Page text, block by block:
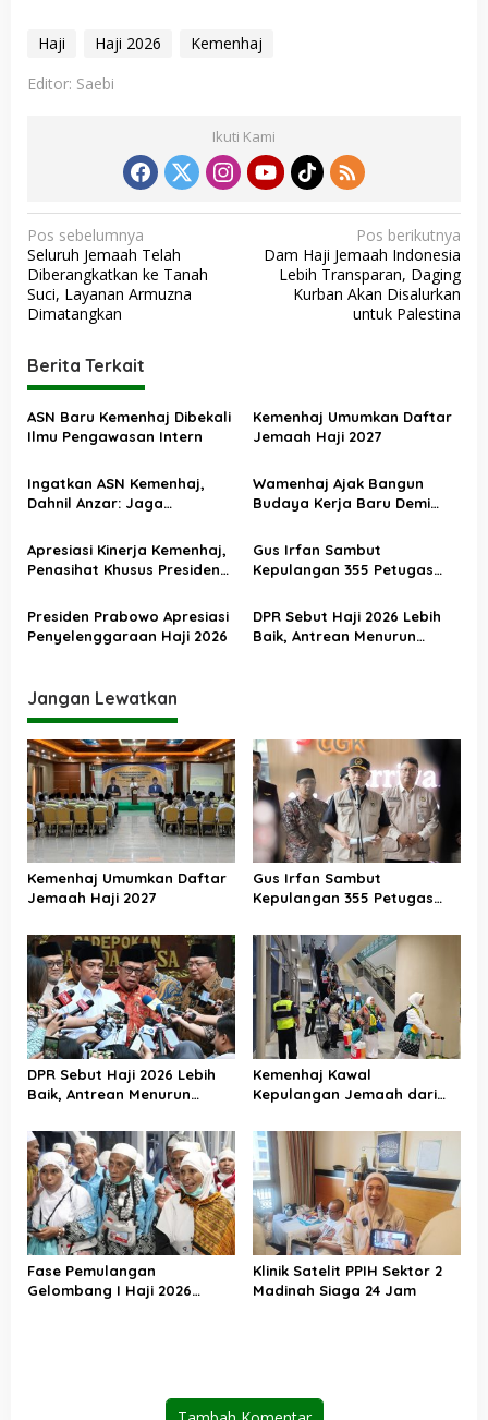
Haji Haji 2026
Kemenhaj
Editor: Saebi
Ikuti Kami
N
a
v
i
g
a
s
i
p
o
s
Pos sebelumnya
Seluruh Jemaah Telah
Diberangkatkan ke Tanah
Suci, Layanan Armuzna
Dimatangkan
Pos berikutnya
Dam Haji Jemaah Indonesia
Lebih Transparan, Daging
Kurban Akan Disalurkan
untuk Palestina
Berita Terkait
ASN Baru Kemenhaj Dibekali
Ilmu Pengawasan Intern
Kemenhaj Umumkan Daftar
Jemaah Haji 2027
Ingatkan ASN Kemenhaj,
Dahnil Anzar: Jaga
Menjadikan Jemaah
sebagai Komoditas
Wamenhaj Ajak Bangun
Budaya Kerja Baru Demi
Jemaah
Apresiasi Kinerja Kemenhaj,
Penasihat Khusus Presiden
Penyelenggaraan Haji
Berjalan Baik
Gus Irfan Sambut
Kepulangan 355 Petugas
Presiden Prabowo Apresiasi
Penyelenggaraan Haji 2026
DPR Sebut Haji 2026 Lebih
Baik, Antrean Menurun
Jangan Lewatkan
Kemenhaj Umumkan Daftar
Jemaah Haji 2027
Gus Irfan Sambut
Kepulangan 355 Petugas
DPR Sebut Haji 2026 Lebih
Baik, Antrean Menurun
Kemenhaj Kawal
Kepulangan Jemaah dari
Akan Didistribusikan di
Tanah Air
Fase Pemulangan
Gelombang I Haji 2026
Klinik Satelit PPIH Sektor 2
Madinah Siaga 24 Jam